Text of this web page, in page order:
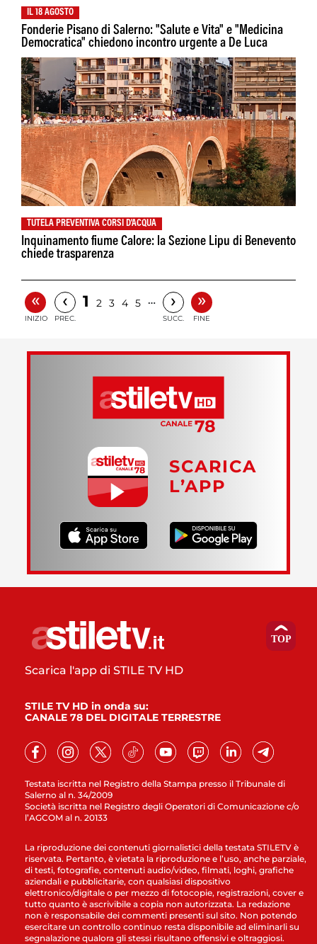
IL 18 AGOSTO
Fonderie Pisano di Salerno: "Salute e Vita" e "Medicina
Democratica" chiedono incontro urgente a De Luca
TUTELA PREVENTIVA CORSI D'ACQUA
Inquinamento fiume Calore: la Sezione Lipu di Benevento
chiede trasparenza
«
INIZIO
‹
PREC.
1 2 3 4 5 … ›
SUCC.
»
FINE
SCARICA
L’APP
Testata iscritta nel Registro della Stampa presso il Tribunale di
Salerno al n. 34/2009
Società iscritta nel Registro degli Operatori di Comunicazione c/o
l’AGCOM al n. 20133
Scarica l'app di STILE TV HD
STILE TV HD in onda su:
CANALE 78 DEL DIGITALE TERRESTRE
La riproduzione dei contenuti giornalistici della testata STILETV è
riservata. Pertanto, è vietata la riproduzione e l’uso, anche parziale,
di testi, fotografie, contenuti audio/video, filmati, loghi, grafiche
aziendali e pubblicitarie, con qualsiasi dispositivo
elettronico/digitale o per mezzo di fotocopie, registrazioni, cover e
tutto quanto è ascrivibile a copia non autorizzata. La redazione
non è responsabile dei commenti presenti sul sito. Non potendo
esercitare un controllo continuo resta disponibile ad eliminarli su
segnalazione qualora gli stessi risultano offensivi e oltraggiosi.